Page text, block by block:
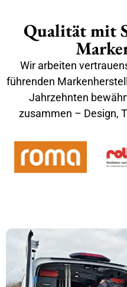
Qualität mit
Wir arbeiten
führenden
Jahrzehnten
zusammen – Design,